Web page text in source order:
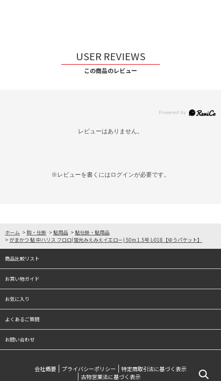
USER REVIEWS
この商品のレビュー
レビューはありません。
※レビューを書くには ログインが必要です。
ホーム > 鈎・仕掛 > 鮎用品 > 鮎仕掛・鮎用品
> がまかつ 鮎 中ハリス フロロ(蛍光みえみえイエロー) 50m 1.5号 L-018【ゆうパケット】
商品比較リスト
お買い物ガイド
お気に入り
よくあるご質問
お問い合わせ
会社概要 プライバシーポリシー
特定商取引法に基づく表示
古物営業法に基づく表示